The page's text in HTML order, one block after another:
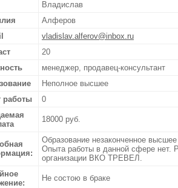
Владислав
Алферов
vladislav.alferov@inbox.ru
20
менеджер, продавец-консультант
Неполное высшее
работы
0
18000 руб.
Образование незаконченное
Опыта работы в данной сфере нет.
организации ВКО ТРЕВЕЛ.
Не состою в браке